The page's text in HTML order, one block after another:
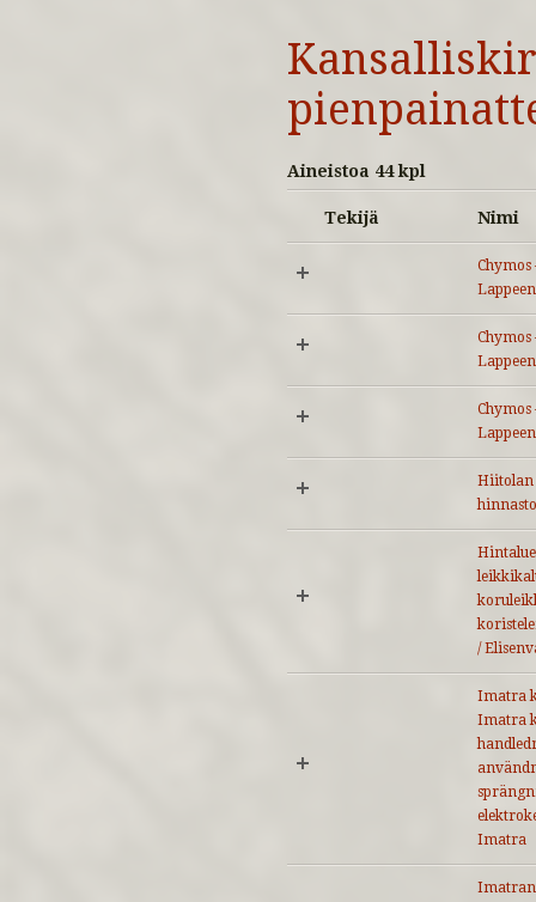
Aineistoa 44 kpl
Tekijä Nimi
Chymos
Chymos
Chymos
Hiitolan
/
Imatra
Imatra
Imatra